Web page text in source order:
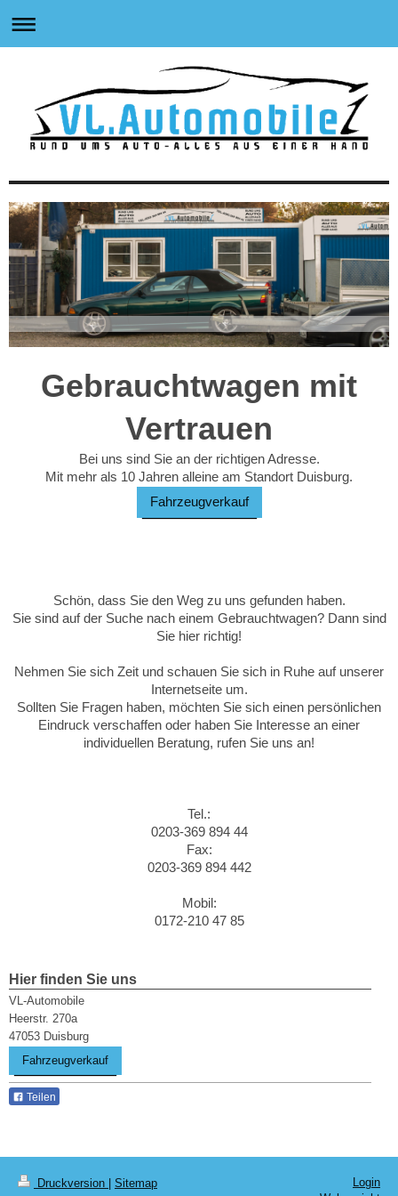
Gebrauchtwagen mit
Vertrauen
Bei uns sind Sie an der richtigen Adresse.
Mit mehr als 10 Jahren alleine am Standort Duisburg.
Fahrzeugverkauf
Schön, dass Sie den Weg zu uns gefunden haben.
Sie sind auf der Suche nach einem Gebrauchtwagen? Dann sind
Sie hier richtig!
Nehmen Sie sich Zeit und schauen Sie sich in Ruhe auf unserer
Internetseite um.
Sollten Sie Fragen haben, möchten Sie sich einen persönlichen
Eindruck verschaffen oder haben Sie Interesse an einer
individuellen Beratung, rufen Sie uns an!
Tel.:
0203-369 894 44
Fax:
0203-369 894 442
Mobil:
0172-210 47 85
Hier finden Sie uns
VL-Automobile
Heerstr. 270a
47053 Duisburg
Fahrzeugverkauf
Teilen
Druckversion Sitemap
Login